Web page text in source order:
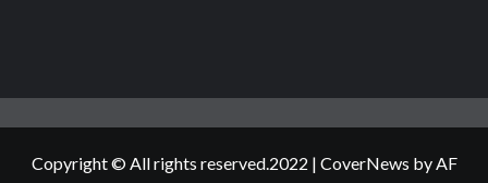
Copyright © All rights reserved.2022 | CoverNews by AF